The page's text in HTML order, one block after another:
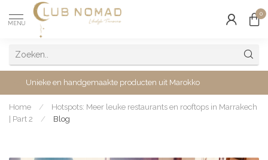
MENU
0
Unieke en handgemaakte producten uit Marokko
Home /
Hotspots: Meer leuke restaurants en rooftops in Marrakech
| Part 2
/ Blog